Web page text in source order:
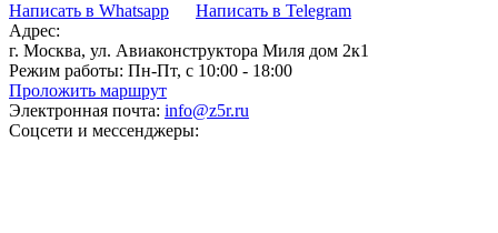
Написать в Whatsapp
Написать в Telegram
Адрес:
г. Москва, ул. Авиаконструктора Миля дом 2к1
Режим работы: Пн-Пт, с 10:00 - 18:00
Проложить маршрут
Электронная почта: info@z5r.ru
Соцсети и мессенджеры: